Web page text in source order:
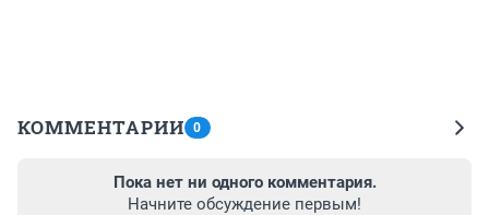
КОММЕНТАРИИ 0
Пока нет ни одного комментария.
Начните обсуждение первым!